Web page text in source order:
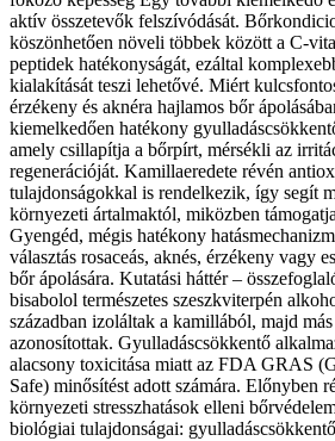
aktív összetevők felszívódását.
köszönhetően növeli többek között a C-
peptidek hatékonyságát, ezáltal
kialakítását teszi lehetővé. Miért
érzékeny és aknéra hajlamos bőr
kiemelkedően hatékony
amely csillapítja a bőrpírt, mérsékli az
regenerációját. Kamillaeredete révén
tulajdonságokkal is rendelkezik, így segít
környezeti ártalmaktól, miközben
Gyengéd, mégis hatékony
választás rosaceás, aknés, érzékeny vagy
bőr ápolására. Kutatási háttér –
bisabolol természetes szeszkviterpén
században izoláltak a kamillából, majd
azonosítottak. Gyulladáscsökkentő
alacsony toxicitása miatt az FDA GRAS
Safe) minősítést adott számára. Előnyben
környezeti stresszhatások elleni
biológiai tulajdonságai: